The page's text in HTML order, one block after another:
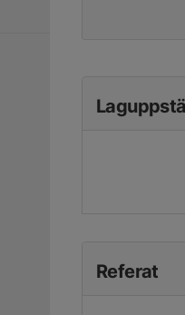
Referat